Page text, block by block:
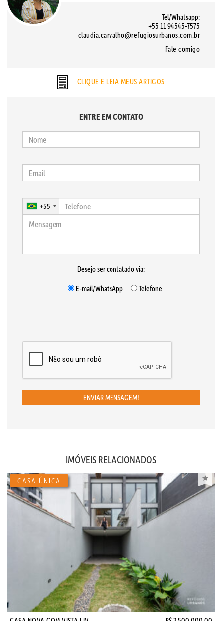
Tel/Whatsapp:
+55 11 94545-7575
claudia.carvalho@refugiosurbanos.com.br
Fale comigo
CLIQUE E LEIA MEUS ARTIGOS
ENTRE EM CONTATO
+55
Desejo ser contatado via:
E-mail/WhatsApp
Telefone
ENVIAR MENSAGEM!
IMÓVEIS RELACIONADOS